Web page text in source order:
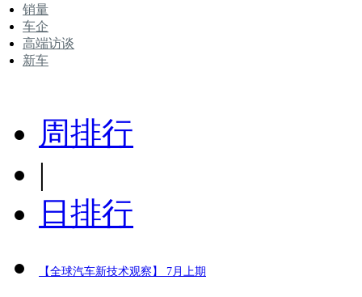
销量
车企
高端访谈
新车
周排行
|
日排行
【全球汽车新技术观察】 7月上期